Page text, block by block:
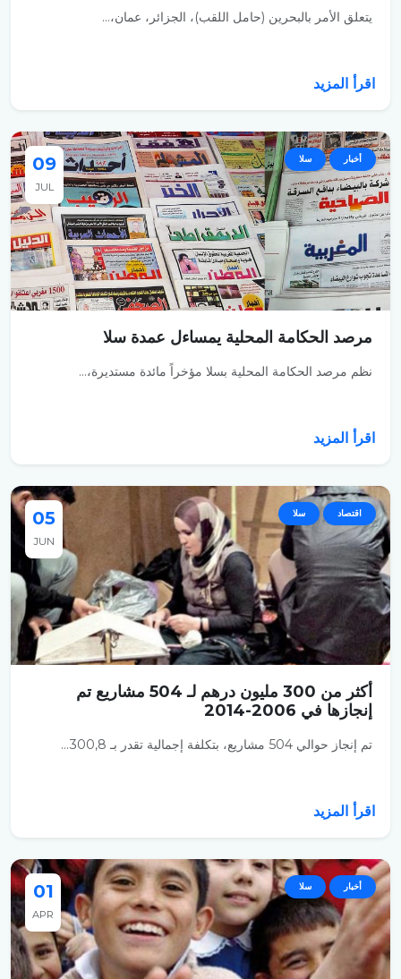
يتعلق الأمر بالبحرين (حامل اللقب)، الجزائر، عمان،...
اقرأ المزيد
09
JUL
أخبار سلا
مرصد الحكامة المحلية يمساءل عمدة سلا
نظم مرصد الحكامة المحلية بسلا مؤخراً مائدة مستديرة،...
اقرأ المزيد
05
JUN
اقتصاد سلا
أكثر من 300 مليون درهم لـ 504 مشاريع تم
إنجازها في 2006-2014
تم إنجاز حوالي 504 مشاريع، بتكلفة إجمالية تقدر بـ 300,8...
اقرأ المزيد
01
APR
أخبار سلا